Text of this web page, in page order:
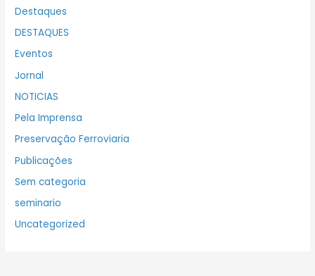
Destaques
DESTAQUES
Eventos
Jornal
NOTICIAS
Pela Imprensa
Preservação Ferroviaria
Publicações
Sem categoria
seminario
Uncategorized